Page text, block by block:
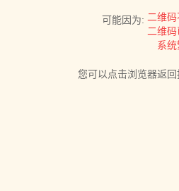
可能因为: 二维码
二维码
系统
您可以点击浏览器返